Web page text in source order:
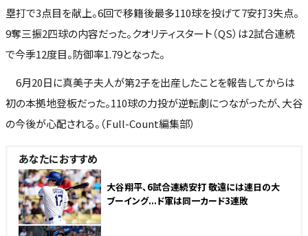
塁打で3点目を献上。6回で移籍後最多110球を投げて7安打3失点。
9奪三振2四球の内容だった。クオリティスタート（QS）は2試合連続
で今季12度目。防御率1.79となった。
6月20日に真美子夫人が第2子を出産したことを報告してからは
初の本拠地登板だった。110球の力投が逆転劇につながったが、大谷
の今後が心配される。（Full-Count編集部）
あなたにおすすめ
大谷翔平、6試合連続安打 敬遠には連日の大
ブーイング...ド軍は同一カード3連敗